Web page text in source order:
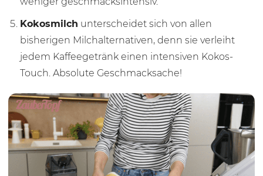
Kokosmilch unterscheidet sich von allen
bisherigen Milchalternativen, denn sie verleiht
jedem Kaffeegetränk einen intensiven Kokos-
Touch. Absolute Geschmacksache!